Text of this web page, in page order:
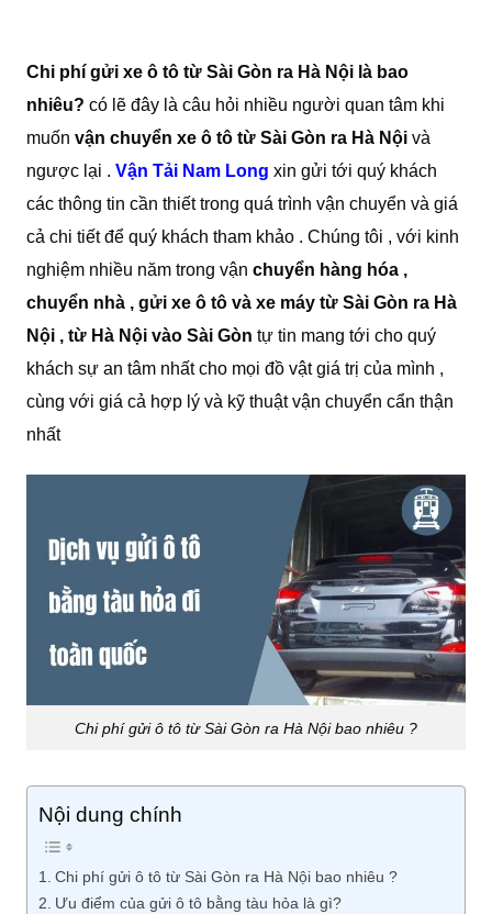
Chi phí gửi xe ô tô từ Sài Gòn ra Hà Nội là bao
nhiêu? có lẽ đây là câu hỏi nhiều người quan tâm khi
muốn vận chuyển xe ô tô từ Sài Gòn ra Hà Nội và
ngược lại . Vận Tải Nam Long xin gửi tới quý khách
các thông tin cần thiết trong quá trình vận chuyển và giá
cả chi tiết để quý khách tham khảo . Chúng tôi , với kinh
nghiệm nhiều năm trong vận chuyển hàng hóa ,
chuyển nhà , gửi xe ô tô và xe máy từ Sài Gòn ra Hà
Nội , từ Hà Nội vào Sài Gòn tự tin mang tới cho quý
khách sự an tâm nhất cho mọi đồ vật giá trị của mình ,
cùng với giá cả hợp lý và kỹ thuật vận chuyển cẩn thận
nhất
Chi phí gửi ô tô từ Sài Gòn ra Hà Nội bao nhiêu ?
Nội dung chính
Chi phí gửi ô tô từ Sài Gòn ra Hà Nội bao nhiêu ?
Ưu điểm của gửi ô tô bằng tàu hỏa là gì?